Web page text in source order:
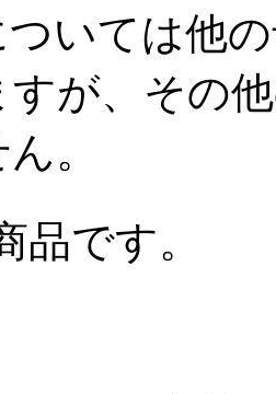
いては他
すが、その
。
です。